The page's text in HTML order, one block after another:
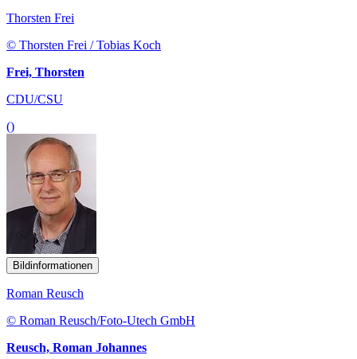
Thorsten Frei
© Thorsten Frei / Tobias Koch
Frei, Thorsten
CDU/CSU
()
Bildinformationen
Roman Reusch
© Roman Reusch/Foto-Utech GmbH
Reusch, Roman Johannes